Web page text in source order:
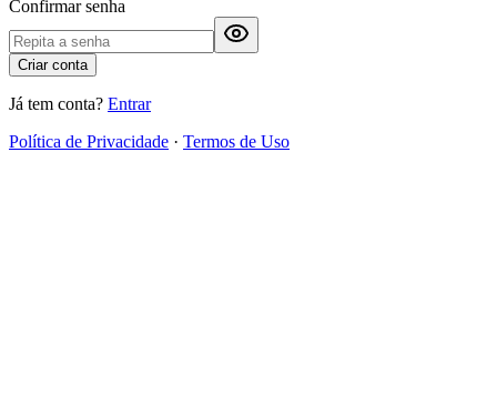
Confirmar senha
Criar conta
Já tem conta? Entrar
Política de Privacidade · Termos de Uso